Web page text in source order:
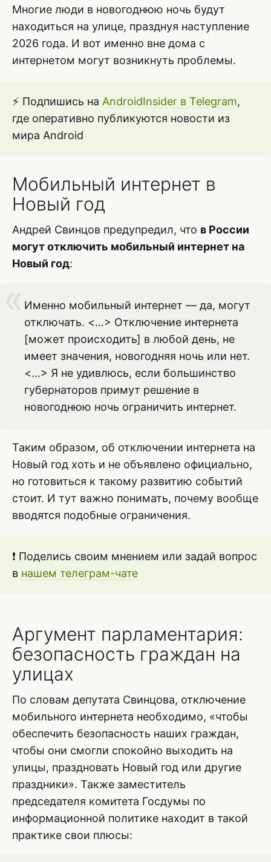
Многие люди в новогоднюю ночь будут
находиться на улице, празднуя наступление
2026 года. И вот именно вне дома с
интернетом могут возникнуть проблемы.
⚡ Подпишись на AndroidInsider в Telegram,
где оперативно публикуются новости из
мира Android
Мобильный интернет в
Новый год
Андрей Свинцов предупредил, что в России
могут отключить мобильный интернет на
Новый год:
Именно мобильный интернет — да, могут
отключать. <…> Отключение интернета
[может происходить] в любой день, не
имеет значения, новогодняя ночь или нет.
<…> Я не удивлюсь, если большинство
губернаторов примут решение в
новогоднюю ночь ограничить интернет.
Таким образом, об отключении интернета на
Новый год хоть и не объявлено официально,
но готовиться к такому развитию событий
стоит. И тут важно понимать, почему вообще
вводятся подобные ограничения.
❗ Поделись своим мнением или задай вопрос
в нашем телеграм-чате
Аргумент парламентария:
безопасность граждан на
улицах
По словам депутата Свинцова, отключение
мобильного интернета необходимо, «чтобы
обеспечить безопасность наших граждан,
чтобы они смогли спокойно выходить на
улицы, праздновать Новый год или другие
праздники». Также заместитель
председателя комитета Госдумы по
информационной политике находит в такой
практике свои плюсы: